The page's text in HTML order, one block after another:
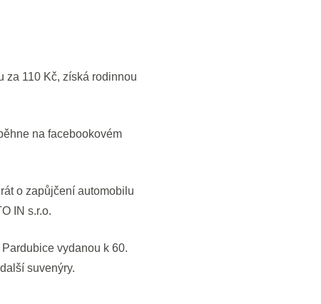
za 110 Kč, získá rodinnou
na facebookovém
o zapůjčení automobilu
IN s.r.o.
vydanou k 60.
suvenýry.